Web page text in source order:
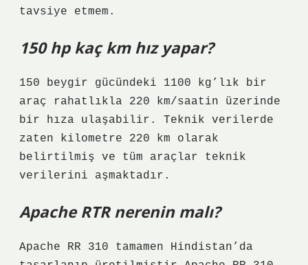
tavsiye etmem.
150 hp kaç km hız yapar?
150 beygir gücündeki 1100 kg’lık bir
araç rahatlıkla 220 km/saatin üzerinde
bir hıza ulaşabilir. Teknik verilerde
zaten kilometre 220 km olarak
belirtilmiş ve tüm araçlar teknik
verilerini aşmaktadır.
Apache RTR nerenin malı?
Apache RR 310 tamamen Hindistan’da